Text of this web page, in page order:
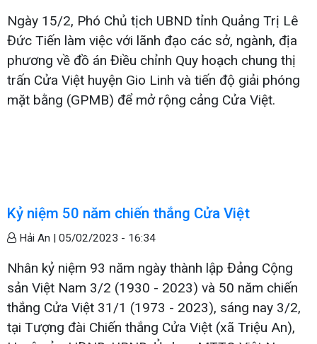
Ngày 15/2, Phó Chủ tịch UBND tỉnh Quảng Trị Lê
Đức Tiến làm việc với lãnh đạo các sở, ngành, địa
phương về đồ án Điều chỉnh Quy hoạch chung thị
trấn Cửa Việt huyện Gio Linh và tiến độ giải phóng
mặt bằng (GPMB) để mở rộng cảng Cửa Việt.
Kỷ niệm 50 năm chiến thắng Cửa Việt
Hải An | 05/02/2023 - 16:34
Nhân kỷ niệm 93 năm ngày thành lập Đảng Cộng
sản Việt Nam 3/2 (1930 - 2023) và 50 năm chiến
thắng Cửa Việt 31/1 (1973 - 2023), sáng nay 3/2,
tại Tượng đài Chiến thắng Cửa Việt (xã Triệu An),